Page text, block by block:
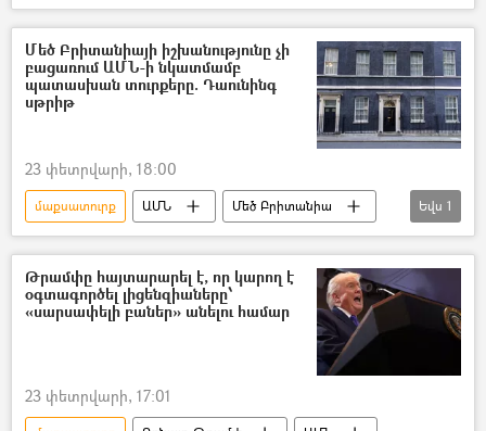
Մհեր Գրիգորյան
առևտուր
բիզնես
Եվրասիական տնտեսական միություն (ԵԱՏՄ)
Մեծ Բրիտանիայի իշխանությունը չի
բացառում ԱՄՆ-ի նկատմամբ
պատասխան տուրքերը. Դաունինգ
սթրիթ
23 փետրվարի, 18:00
մաքսատուրք ԱՄՆ
Մեծ Բրիտանիա
Դոնալդ Թրամփ
Եվս 1
Թրամփը հայտարարել է, որ կարող է
օգտագործել լիցենզիաները՝
«սարսափելի բաներ» անելու համար
23 փետրվարի, 17:01